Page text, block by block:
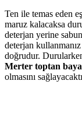
Ten ile temas eden
maruz kalacaksa
deterjan yerine
deterjan
doğrudur.
Merter toptan
olmasını